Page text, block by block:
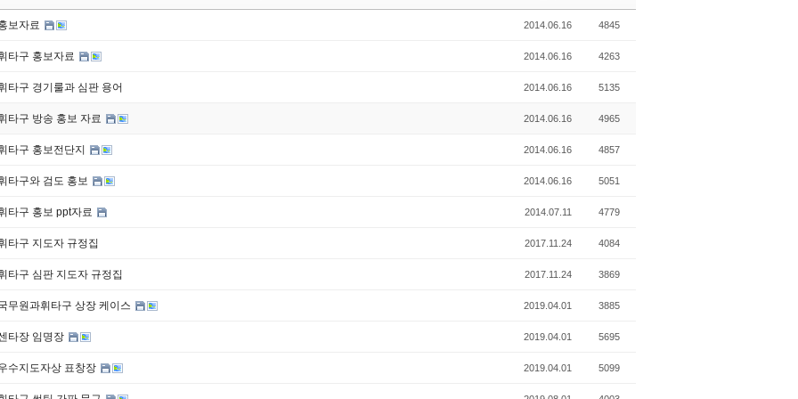
보자료 2014.06.16 4845
타구 홍보자료 2014.06.16 4263
타구 경기룰과 심판 용어 2014.06.16 5135
타구 방송 홍보 자료 2014.06.16 4965
타구 홍보전단지 2014.06.16 4857
타구와 검도 홍보 2014.06.16 5051
타구 홍보 ppt자료 2014.07.11 4779
타구 지도자 규정집 2017.11.24 4084
타구 심판 지도자 규정집 2017.11.24 3869
무원과휘타구 상장 케이스 2019.04.01 3885
타장 임명장 2019.04.01 5695
수지도자상 표창장 2019.04.01 5099